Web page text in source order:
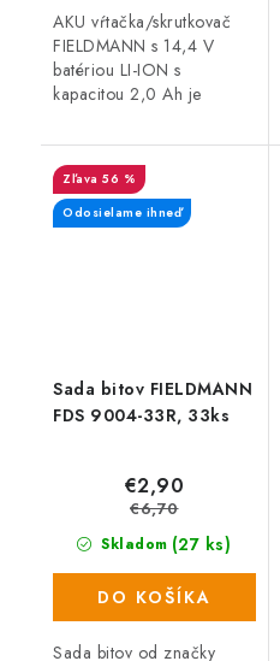
AKU vŕtačka/skrutkovač
FIELDMANN s 14,4 V
batériou LI-ION s
kapacitou 2,0 Ah je
všetkých domácich
majstrov a remeselníkov.
Tento model je dodávaný
vrátane...
Sada bitov FIELDMANN
FDS 9004-33R, 33ks
56 %
Odosielame ihneď
Skladom (27 ks)
€2,90
€6,70
DO KOŠÍKA
Sada bitov od značky